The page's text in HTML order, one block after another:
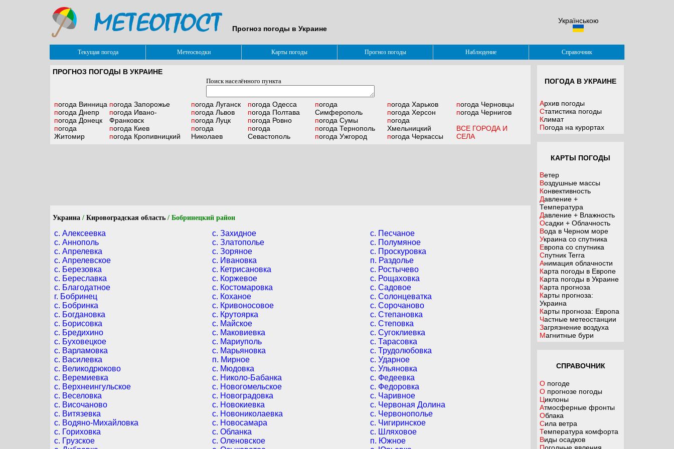
Прогноз погоды в Украине
Українською
Текущая погода Метеосводки Карты погоды Прогноз погоды Наблюдение Справочник
ПРОГНОЗ ПОГОДЫ В УКРАИНЕ
Поиск населённого пункта
погода Винница
погода Днепр
погода Донецк
погода
Житомир
погода Запорожье
погода Ивано-
Франковск
погода Киев
погода Кропивницкий
погода Луганск
погода Львов
погода Луцк
погода
Николаев
погода Одесса
погода Полтава
погода Ровно
погода
Севастополь
погода
Симферополь
погода Сумы
погода Тернополь
погода Ужгород
погода Харьков
погода Херсон
погода
Хмельницкий
погода Черкассы
погода Черновцы
погода Чернигов
ВСЕ ГОРОДА И
СЕЛА
Украина / Кировоградская область / Бобринецкий район
c. Алексеевка
c. Аннополь
c. Апрелевка
c. Апрелевское
c. Березовка
c. Береславка
c. Благодатное
г. Бобринец
c. Бобринка
c. Богдановка
c. Борисовка
c. Бредихино
c. Буховецкое
c. Варламовка
c. Василевка
c. Великодрюково
c. Веремиевка
c. Верхнеингульское
c. Веселовка
c. Височаново
c. Витязевка
c. Водяно-Михайловка
c. Гориховка
c. Грузское
c. Захидное
c. Златополье
c. Зоряное
c. Ивановка
c. Кетрисановка
c. Коржевое
c. Костомаровка
c. Коханое
c. Кривоносовое
c. Крутоярка
c. Майское
c. Маковиевка
c. Мариуполь
c. Марьяновка
п. Мирное
c. Мюдовка
c. Николо-Бабанка
c. Новогомельское
c. Новоградовка
c. Новокиевка
c. Новониколаевка
c. Новосамара
c. Обланка
c. Оленовское
c. Песчаное
c. Полумяное
c. Проскуровка
п. Раздолье
c. Ростычево
c. Рощаховка
c. Садовое
c. Солонцеватка
c. Сорочаново
c. Степановка
c. Степовка
c. Сугоклиевка
c. Тарасовка
c. Трудолюбовка
c. Ударное
c. Ульяновка
c. Федеевка
c. Федоровка
c. Чаривное
c. Червоная Долина
c. Червонополье
c. Чигиринское
c. Шляховое
п. Южное
ПОГОДА В УКРАИНЕ
Архив погоды
Статистика погоды
Климат
Погода на курортах
КАРТЫ ПОГОДЫ
Ветер
Воздушные массы
Конвективность
Давление +
Температура
Давление + Влажность
Осадки + Облачность
Вода в Черном море
Украина со спутника
Европа со спутника
Спутник Terra
Анимация облачности
Карта погоды в Европе
Карта погоды в Украине
Карта прогноза
Карты прогноза:
Украина
Карты прогноза: Европа
Частные метеостанции
Загрязнение воздуха
Магнитные бури
СПРАВОЧНИК
О погоде
О прогнозе погоды
Циклоны
Атмосферные фронты
Облака
Сила ветра
Температура комфорта
Виды осадков
Погодные явления